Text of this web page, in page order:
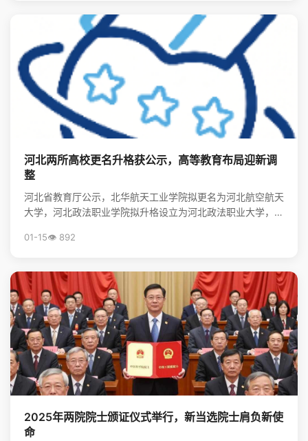
河北两所高校更名升格获公示，高等教育布局迎新调
整
河北省教育厅公示，北华航天工业学院拟更名为河北航空航天
大学，河北政法职业学院拟升格设立为河北政法职业大学，标
01-15👁️ 892
2025年两院院士颁证仪式举行，新当选院士肩负新使
命